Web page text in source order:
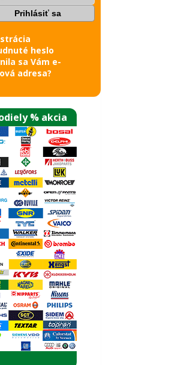
heslo
sa Vám e-
adresa?
% akcia